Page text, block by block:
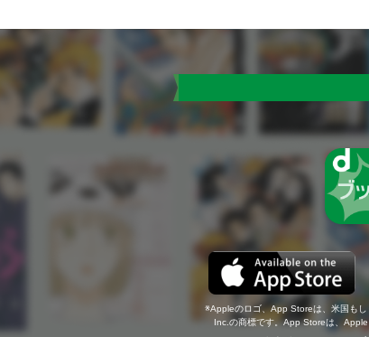
Appleのロゴ、App Storeは、米国も
Inc.の商標です。App Storeは、Apple